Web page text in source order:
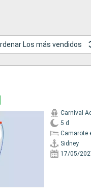
Los más vendidos
Carnival
5 d
Camarote
Sidney
17/05/